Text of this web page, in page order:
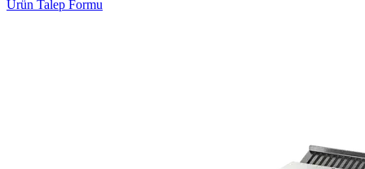
Ürün Talep Formu